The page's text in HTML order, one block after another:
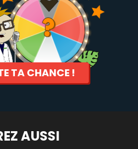
TA CHANCE !
AUSSI